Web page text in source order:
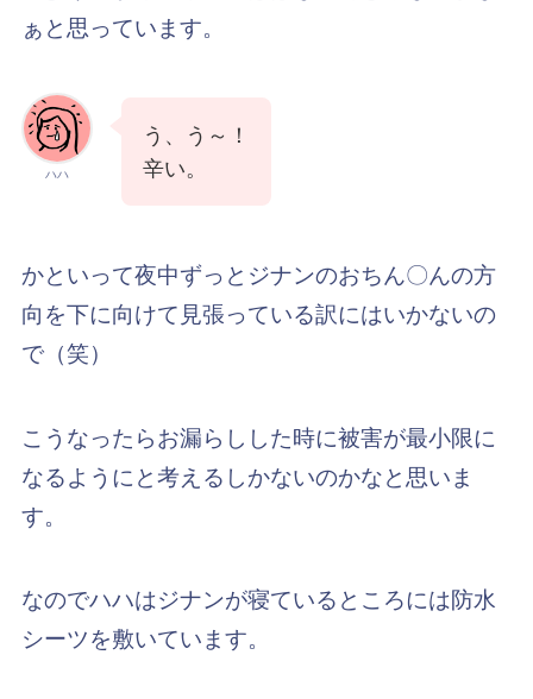
ぁと思っています。
ハハ
う、う～！
辛い。
かといって夜中ずっとジナンのおちん〇んの方
向を下に向けて見張っている訳にはいかないの
で（笑）
こうなったらお漏らしした時に被害が最小限に
なるようにと考えるしかないのかなと思いま
す。
なのでハハはジナンが寝ているところには防水
シーツを敷いています。